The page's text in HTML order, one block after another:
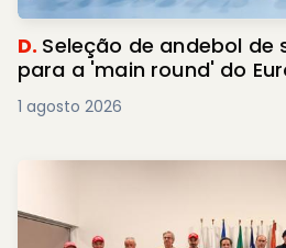
D. Seleção de andebol de
para a 'main round' do
1 agosto 2026